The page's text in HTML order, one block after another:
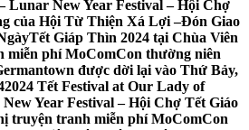
Lunar New Year Festival – Hội Chợ
của Hội Từ Thiện Xá Lợi –Đón Giao
Giáp Thìn 2024 tại Chùa Viên
miễn phí MoComCon thường niên
được dời lại vào Thứ Bảy,
2024 Tết Festival at Our Lady of
Year Festival – Hội Chợ Tết Giáo
truyện tranh miễn phí MoComCon